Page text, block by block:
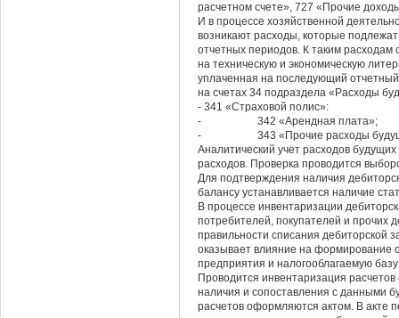
расчетном счете», 727 «Прочие
И в процессе хозяйственной
возникают расходы, которые
отчетных периодов. К таким расходам
на техническую и экономическую
уплаченная на последующий
на счетах 34 подраздела «Расходы
- 341 «Страховой полис»:
- 342 «Арендная плата»;
- 343 «Прочие расходы
Аналитический учет расходов
расходов. Проверка проводится
Для подтверждения наличия
балансу устанавливается наличие
В процессе инвентаризации
потребителей, покупателей и прочих
правильности списания дебиторской
оказывает влияние на формирование
предприятия и налогооблагаемую
Проводится инвентаризация
наличия и сопоставления с данными
расчетов оформляются актом. В акте